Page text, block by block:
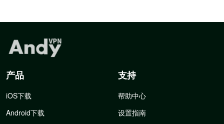
产品
iOS下载
Android下载
支持
帮助中心
设置指南